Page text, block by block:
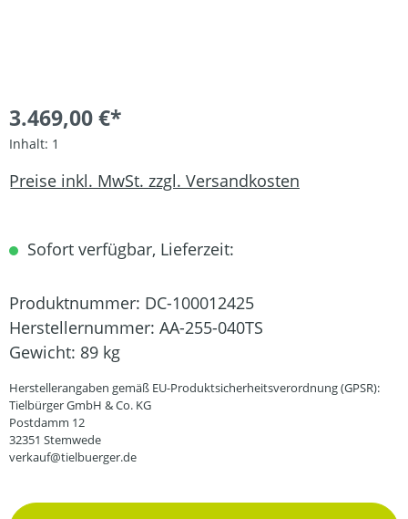
3.469,00 €*
Inhalt: 1
Preise inkl. MwSt. zzgl. Versandkosten
Sofort verfügbar, Lieferzeit:
Produktnummer: DC-100012425
Herstellernummer: AA-255-040TS
Gewicht: 89 kg
Herstellerangaben gemäß EU-Produktsicherheitsverordnung (GPSR):
Tielbürger GmbH & Co. KG
Postdamm 12
32351 Stemwede
verkauf@tielbuerger.de